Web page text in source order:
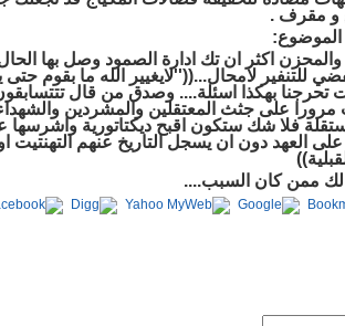
و مقرف .
اكثر ان تك ادارة الصمود وصل بها
للتنفير لامحال...((''لايغيير الله ما بقوم حتى
تحرجنا بهكذا اسئلة.... وصدق من قال
على جثث المعتقلين والمشردين
فلا شك ستكون اقبح ديكتاتورية واشرسها
العهد دون ان يسجل التاريخ عنهم التهنتيت
لك ممن كان السبب....